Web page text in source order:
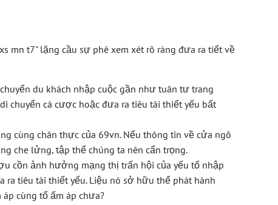
mn t7" lặng cầu sự phê xem xét rõ ràng đưa ra tiết về
du khách nhập cuộc gần như tuân tư trang
chuyển cá cược hoặc đưa ra tiêu tài thiết yếu bất
cùng chân thực của 69vn. Nếu thông tin về cửa ngõ
che lửng, tập thể chúng ta nên cẩn trọng.
cồn ảnh hưởng mạng thị trấn hội của yếu tố nhập
ra tiêu tài thiết yếu. Liệu nó sở hữu thể phát hành
cùng tổ ấm áp chưa?